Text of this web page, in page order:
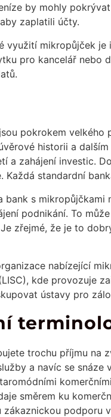
by mohly
zaplatili účty.
využití mikropůjček
pro kancelář nebo
pokrokem velkého
historii a
a zahájení investic.
Každá standardní
bank s
podnikání. To
zřejmé, že je to
nabízející
kde provozuje
ústavy pro
trochu příjmu na
a navíc se snáze
směrem ku
zákaznickou podporu